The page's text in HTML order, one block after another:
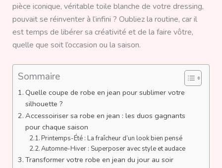
pièce iconique, véritable toile blanche de votre dressing,
pouvait se réinventer à l’infini ? Oubliez la routine, car il
est temps de libérer sa créativité et de la faire vôtre,
quelle que soit l’occasion ou la saison.
Sommaire
Quelle coupe de robe en jean pour sublimer votre
silhouette ?
Accessoiriser sa robe en jean : les duos gagnants
pour chaque saison
Printemps-Été : La fraîcheur d’un look bien pensé
Automne-Hiver : Superposer avec style et audace
Transformer votre robe en jean du jour au soir